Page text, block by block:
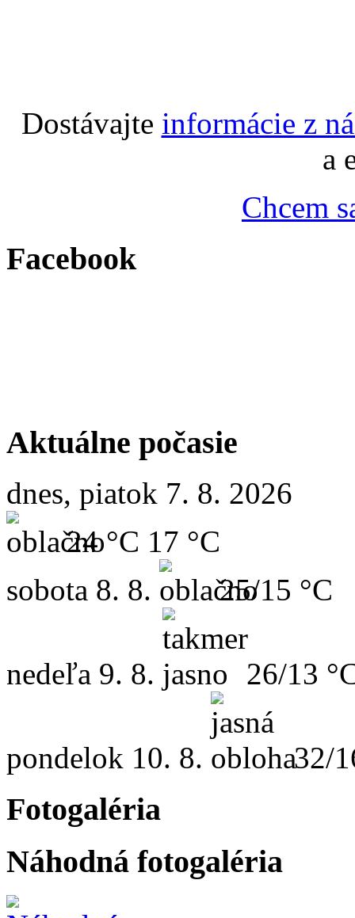
Dostávajte informácie z
a
Chcem
Facebook
Aktuálne počasie
dnes, piatok 7. 8. 2026
24 °C 17 °C
sobota 8. 8. 25/15 °C
nedeľa 9. 8. 26/13
pondelok 10. 8. 32/
Fotogaléria
Náhodná fotogaléria